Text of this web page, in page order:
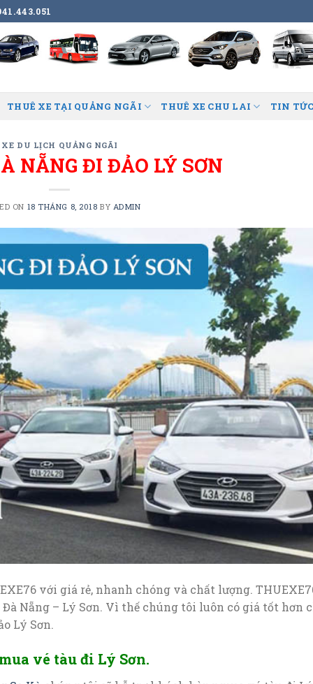
THUÊ XE TẠI QUẢNG NGÃI THUÊ XE CHU LAI TIN
XE DU LỊCH QUẢNG NGÃI
NẴNG ĐI ĐẢO LÝ SƠN
ON 18 THÁNG 8, 2018 BY ADMIN
với giá rẻ, nhanh chóng và chất lượng.
Nẵng – Lý Sơn. Vì thế chúng tôi luôn có giá tốt hơn
Lý Sơn.
vé tàu đi Lý Sơn.